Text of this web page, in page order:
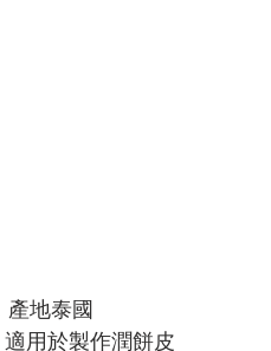
產地泰國
用於製作潤餅皮